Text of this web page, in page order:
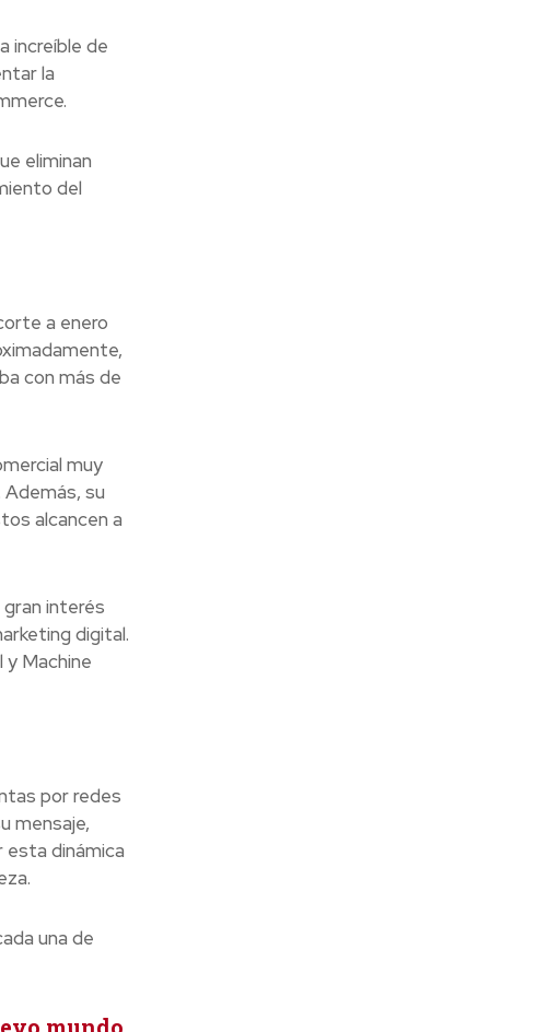
increíble de
la
eliminan
del
a enero
con más de
muy
su
alcancen a
interés
digital.
Machine
por redes
mensaje,
esta dinámica
una de